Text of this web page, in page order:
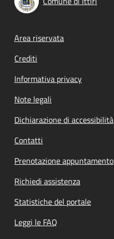
Footer menu
Area riservata
Crediti
Informativa privacy
Note legali
Dichiarazione di accessibilità
Contatti
Prenotazione appuntamento
Richiedi assistenza
Statistiche del portale
Leggi le FAQ